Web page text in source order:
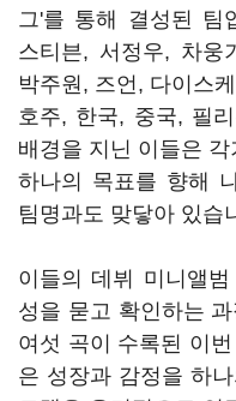
그'를 통해 결성된 팀
스티븐, 서정우, 차웅
박주원, 즈언, 다이스
호주, 한국, 중국, 필
배경을 지닌 이들은
하나의 목표를 향해
팀명과도 맞닿아 있습
이들의 데뷔 미니앨
성을 묻고 확인하는
여섯 곡이 수록된 이
은 성장과 감정을 하